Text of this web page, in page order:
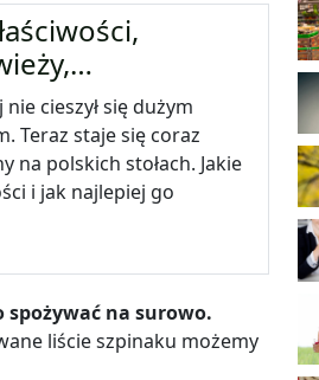
cieszył się dużym
Teraz staje się coraz
na polskich stołach. Jakie
i jak najlepiej go
na surowo.
liście szpinaku możemy